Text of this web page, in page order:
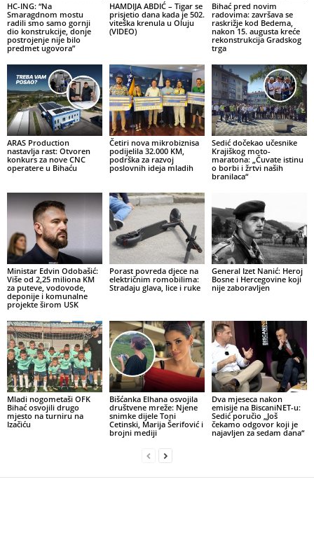
HC-ING: “Na
Smaragdnom mostu
radili smo samo gornji
dio konstrukcije, donje
postrojenje nije bilo
predmet ugovora”
HAMDIJA ABDIĆ – Tigar se
prisjetio dana kada je 502.
viteška krenula u Oluju
(VIDEO)
Bihać pred novim
radovima: završava se
raskrižje kod Bedema,
nakon 15. augusta kreće
rekonstrukcija Gradskog
trga
ARAS Production
nastavlja rast: Otvoren
konkurs za nove CNC
operatere u Bihaću
Četiri nova mikrobiznisa
podijelila 32.000 KM,
podrška za razvoj
poslovnih ideja mladih
Sedić dočekao učesnike
Krajiškog moto-
maratona: „Čuvate istinu
o borbi i žrtvi naših
branilaca“
Ministar Edvin Odobašić:
Više od 2,25 miliona KM
za puteve, vodovode,
deponije i komunalne
projekte širom USK
Porast povreda djece na
električnim romobilima:
Stradaju glava, lice i ruke
General Izet Nanić: Heroj
Bosne i Hercegovine koji
nije zaboravljen
Mladi nogometaši OFK
Bihać osvojili drugo
mjesto na turniru na
Izačiću
Bišćanka Elhana osvojila
društvene mreže: Njene
snimke dijele Toni
Cetinski, Marija Šerifović i
brojni mediji
Dva mjeseca nakon
emisije na BiscaniNET-u:
Sedić poručio „Još
čekamo odgovor koji je
najavljen za sedam dana“